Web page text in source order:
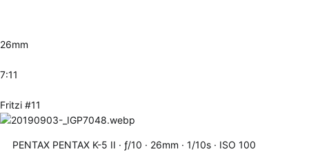
26mm
7:11
Fritzi #11
PENTAX PENTAX K-5 II ƒ/10 26mm 1/10s ISO 100